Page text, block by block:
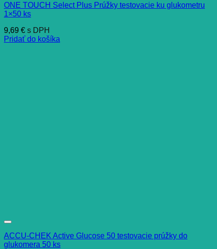
ONE TOUCH Select Plus Prúžky testovacie ku glukometru
1×50 ks
9,69 € s DPH
Pridať do košíka
ACCU-CHEK Active Glucose 50 testovacie prúžky do
glukomera 50 ks